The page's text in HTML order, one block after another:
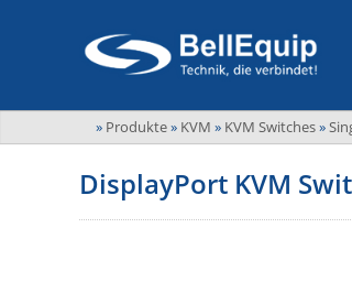
» Produkte» KVM » KVM Switches»
DisplayPort KVM